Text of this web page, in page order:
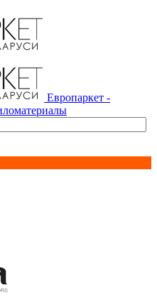
Европаркет -